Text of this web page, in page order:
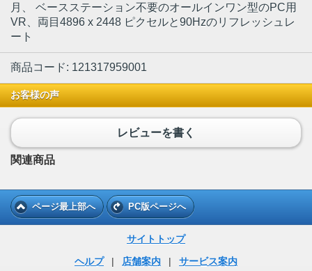
月、 ベースステーション不要のオールインワン型のPC用
VR、両目4896 x 2448 ピクセルと90Hzのリフレッシュレ
ート
商品コード: 121317959001
お客様の声
レビューを書く
関連商品
ページ最上部へ PC版ページへ
サイトトップ
ヘルプ
| 店舗案内 | サービス案内